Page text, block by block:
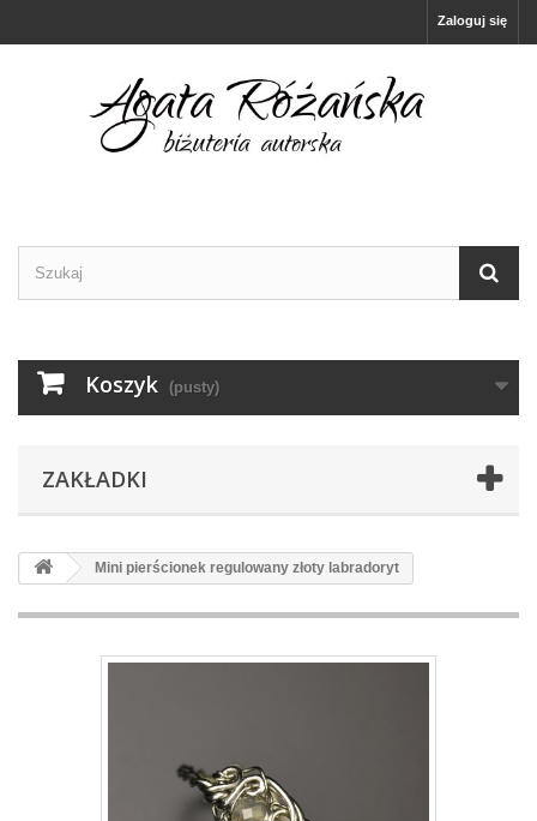
Zaloguj się
Koszyk (pusty)
ZAKŁADKI
Mini pierścionek regulowany złoty labradoryt